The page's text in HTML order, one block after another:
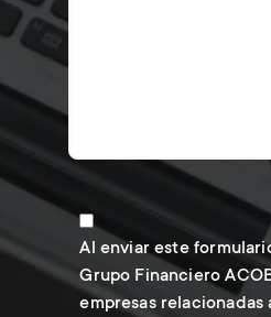
Al enviar este
Grupo Financiero
empresas